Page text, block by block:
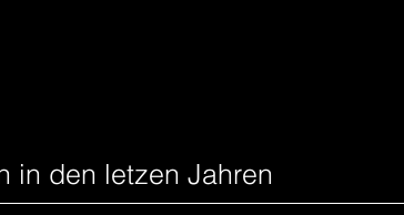
in den letzen Jahren